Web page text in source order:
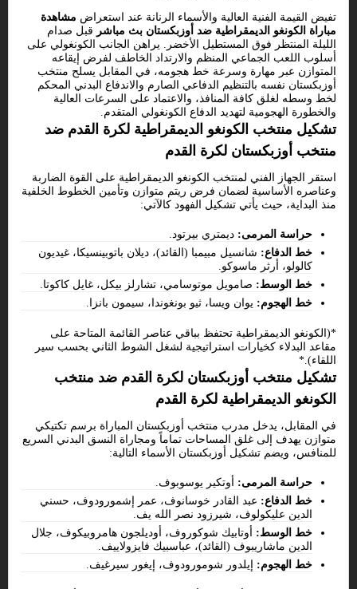
تفيض القيمة الفنية العالية والأسماء الرنانة عند استعراض مشاهدة
مباراة الكونغو الديمقراطية ضد أوزبكستان بث مباشر قبل صدام
الليلة المنتظر فوق المستطيل الأخضر. يراهن الجانب الكونغولي على
أسلوب اللعب الجماعي المنظم والارتداد الخاطف لفرض إيقاعه
المتوازن عبر مهارة وسرعة خط هجومه، في المقابل يسلح منتخب
أوزبكستان نفسه بالتنظيم الدفاعي الصارم والاندفاع البدني المحكم
لخط وسطه لغلق كافة المنافذ، والاعتماد على السرعات العالية
والخطورة الهجومية لتهديد الدفاع الكونغولي المتقدم.
تشكيل منتخب الكونغو الديمقراطية لكرة القدم ضد
منتخب أوزبكستان لكرة القدم
استقر الجهاز الفني لمنتخب الكونغو الديمقراطية على القوة الضاربة
وعناصره الأساسية لضمان فرض ريتم متوازن وتأمين الخطوط الخلفية
منذ البداية، حيث يأتي تشكيل الفهود كالآتي:
حراسة المرمى: ديمتري بيرتود.
خط الدفاع: شانسيل مبيمبا (القائد)، ديلان باتوبينسيكا، غيديون
كالولو، أرثر ماسوكو.
خط الوسط: صامويل موتوسامي، تشارلز بيكل، غايل كاكوتا.
خط الهجوم: يوان ويسا، ثيو بونغوندا، سيمون بانزا.
*(الكونغو الديمقراطية تحتفظ بباقي عناصر القائمة المتاحة على
مقاعد البدلاء كخيارات استراتيجية لشغل الشوط الثاني بحسب سير
اللقاء).*
تشكيل منتخب أوزبكستان لكرة القدم ضد منتخب
الكونغو الديمقراطية لكرة القدم
في المقابل، يدخل مدرب منتخب أوزبكستان المباراة برسم تكتيكي
متوازن يهدف إلى غلق المساحات تماماً ومجاراة النسق البدني السريع
للمنافس، ويضم تشكيل أوزبكستان الأسماء التالية:
حراسة المرمى: أوتكير يوسوبوف.
خط الدفاع: عبد القادر خوسانوف، عمر إشمورودوف، حسني
الدين عليكولوف، شيرزود نصر الله يف.
خط الوسط: أوتابيك شوكوروف، أوديلجون هامروبيكوف، جلال
الدين ماشاريبوف (القائد)، عباسبيك فايزولاييف.
خط الهجوم: إيلدور شومورودوف، إيغور سيرغيف.